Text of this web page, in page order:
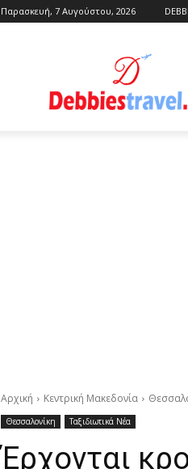
Παρασκευή, 7 Αυγούστου, 2026
Αρχική Κεντρική Μακεδονία
Θεσσαλονίκη Ταξιδιωτικά Νέα
Έρχονται